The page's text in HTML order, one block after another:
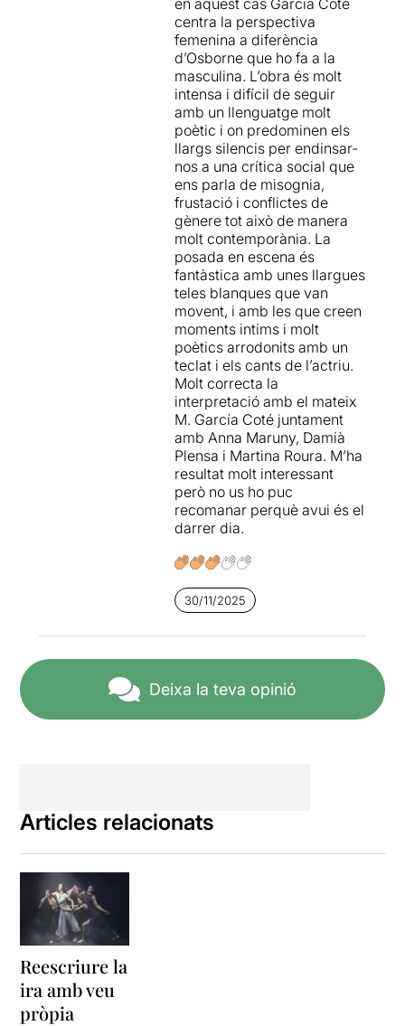
centra la perspectiva
femenina a diferència
d’Osborne que ho fa a la
masculina. L’obra és molt
intensa i difícil de seguir
amb un llenguatge molt
poètic i on predominen els
llargs silencis per endinsar-
nos a una crítica social que
ens parla de misognia,
frustació i conflictes de
gènere tot això de manera
molt contemporània. La
posada en escena és
fantàstica amb unes llargues
teles blanques que van
movent, i amb les que creen
moments intims i molt
poètics arrodonits amb un
teclat i els cants de l’actriu.
Molt correcta la
interpretació amb el mateix
M. García Coté juntament
amb Anna Maruny, Damià
Plensa i Martina Roura. M’ha
resultat molt interessant
però no us ho puc
recomanar perquè avui és el
darrer dia.
30/11/2025
Deixa la teva opinió
Articles relacionats
Reescriure la
ira amb veu
pròpia